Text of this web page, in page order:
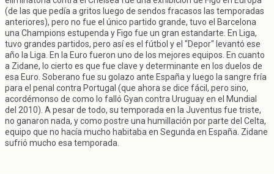
(de las que pedía a gritos luego de sendos fracasos las temporadas
anteriores), pero no fue el único partido grande, tuvo el Barcelona
una Champions estupenda y Figo fue un gran estandarte. En Liga,
tuvo grandes partidos, pero así es el fútbol y el "Depor" levantó ese
año la Liga. En la Euro fueron uno de los mejores equipos. En cuanto
a Zidane, lo cierto es que fue clave y determinante en los duelos de
esa Euro. Soberano fue su golazo ante España y luego la sangre fría
para el penal contra Portugal (que ahora se dice fácil, pero sino,
acordémonso de como lo falló Gyan contra Uruguay en el Mundial
del 2010). A pesar de todo, su temporada en la Juventus fue triste,
no ganaron nada, y como postre una humillación por parte del Celta,
equipo que no hacía mucho habitaba en Segunda en España. Zidane
sufrió mucho esa temporada.